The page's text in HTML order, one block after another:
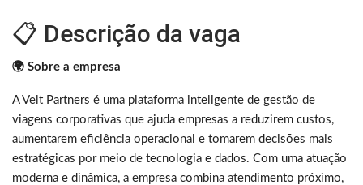
📋 Descrição da vaga
🌍 Sobre a empresa
A Velt Partners é uma plataforma inteligente de gestão de
viagens corporativas que ajuda empresas a reduzirem custos,
aumentarem eficiência operacional e tomarem decisões mais
estratégicas por meio de tecnologia e dados. Com uma atuação
moderna e dinâmica, a empresa combina atendimento próximo,